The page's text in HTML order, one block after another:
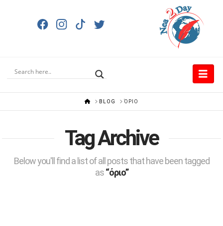
HOMEBLOG ΌΡΙΟ
Tag Archive
Below you'll find a list of all posts that have been tagged
as“όριο”